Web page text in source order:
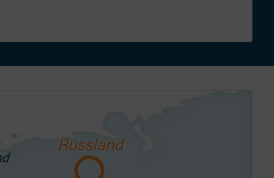
Russland